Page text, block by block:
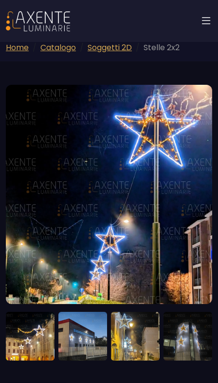
Home Catalogo Soggetti 2D Stelle 2x2